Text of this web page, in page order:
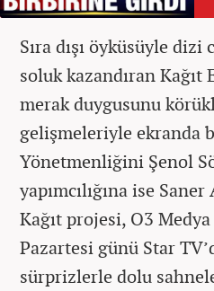
Sıra dışı öyküsüyle dizi
soluk kazandıran Kağıt
merak duygusunu
gelişmeleriyle ekranda
Yönetmenliğini Şenol
yapımcılığına ise Saner
Kağıt projesi, O3
Pazartesi günü Star
sürprizlerle dolu